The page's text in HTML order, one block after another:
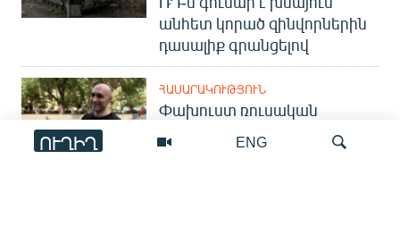
ENG
ՈՒՂԻՂ
անհետ կորած զինվորներին
դասալիք գրանցելով
ՀԱՍԱՐԱԿՈՒԹՅՈՒՆ
Փախուստ ռուսական
զորամասից. ինչու է ռուսների
հոսքը Հայաստան կրկին